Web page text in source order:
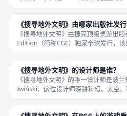
略新作。本作上线后凭借写实的科学
气的策略玩法，迅速火爆全球桌游市场
《搜寻地外文明》由哪家出版社发行
《搜寻地外文明》由捷克顶级桌游出
Edition（简称CGE）独家全球发行，
标杆品牌，专注出品高质感、高策略
有多款全球爆款桌游，品质与设计水
《搜寻地外文明》的设计师是谁？
《搜寻地外文明》的唯一设计师是波
Iwiński，这位设计师深耕科幻、太空
打造写实向、高策略、零运气、重运
代表性的精品作品，凭借严谨的科学